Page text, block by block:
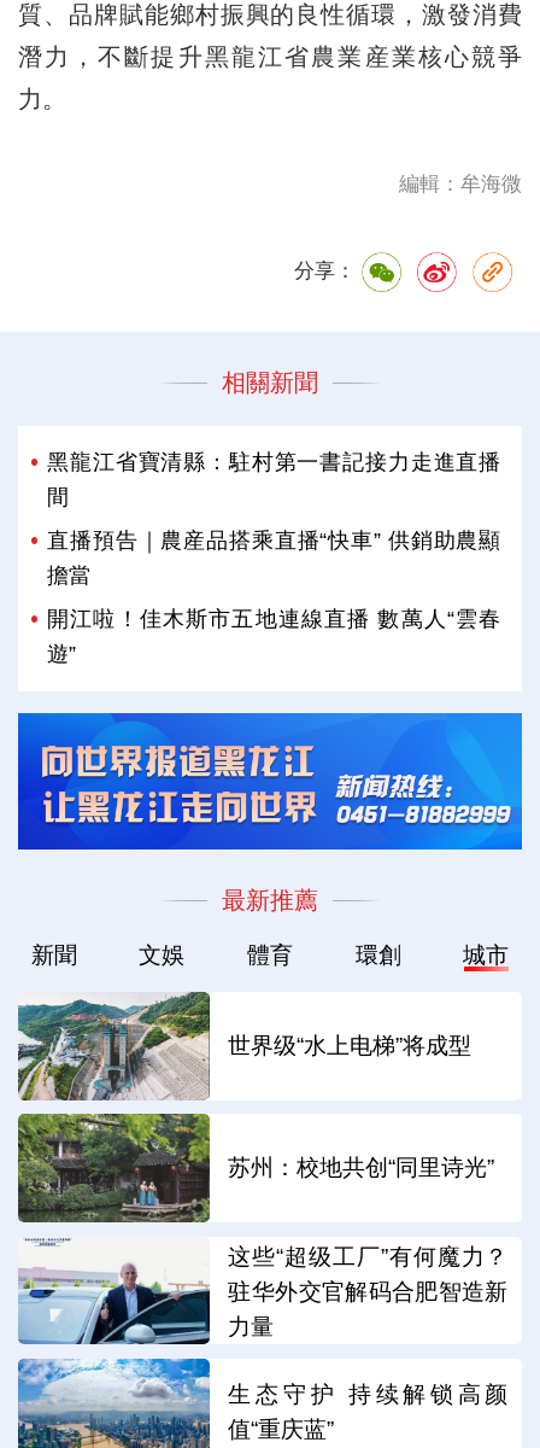
質、品牌賦能鄉村振興的良性循環，激發消費
潛力，不斷提升黑龍江省農業産業核心競爭
力。
編輯：牟海微
分享：
相關新聞
黑龍江省寶清縣：駐村第一書記接力走進直播
間
直播預告｜農産品搭乘直播“快車” 供銷助農顯
擔當
開江啦！佳木斯市五地連線直播 數萬人“雲春
遊”
最新推薦
新聞 文娛 體育 環創 城市
世界级“水上电梯”将成型
苏州：校地共创“同里诗光”
这些“超级工厂”有何魔力？
驻华外交官解码合肥智造新
力量
生态守护 持续解锁高颜
值“重庆蓝”